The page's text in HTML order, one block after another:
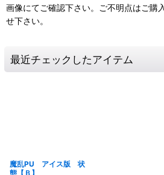
画像にてご確認下さい。ご不明点はご購
せ下さい。
最近チェックしたアイテム
魔乱PU アイス版 状
態【Ｂ】